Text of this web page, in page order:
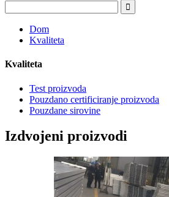
Dom
Kvaliteta
Kvaliteta
Test proizvoda
Pouzdano certificiranje proizvoda
Pouzdane sirovine
Izdvojeni proizvodi